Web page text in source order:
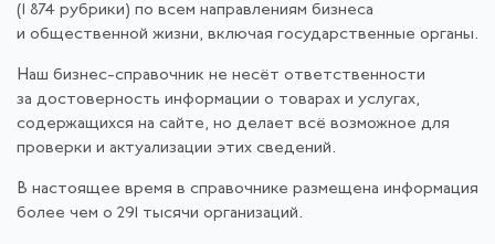
(1 874 рубрики) по всем направлениям бизнеса
и общественной жизни, включая государственные органы.
Наш бизнес-справочник не несёт ответственности
за достоверность информации о товарах и услугах,
содержащихся на сайте, но делает всё возможное для
проверки и актуализации этих сведений.
В настоящее время в справочнике размещена информация
более чем о 291 тысячи организаций.